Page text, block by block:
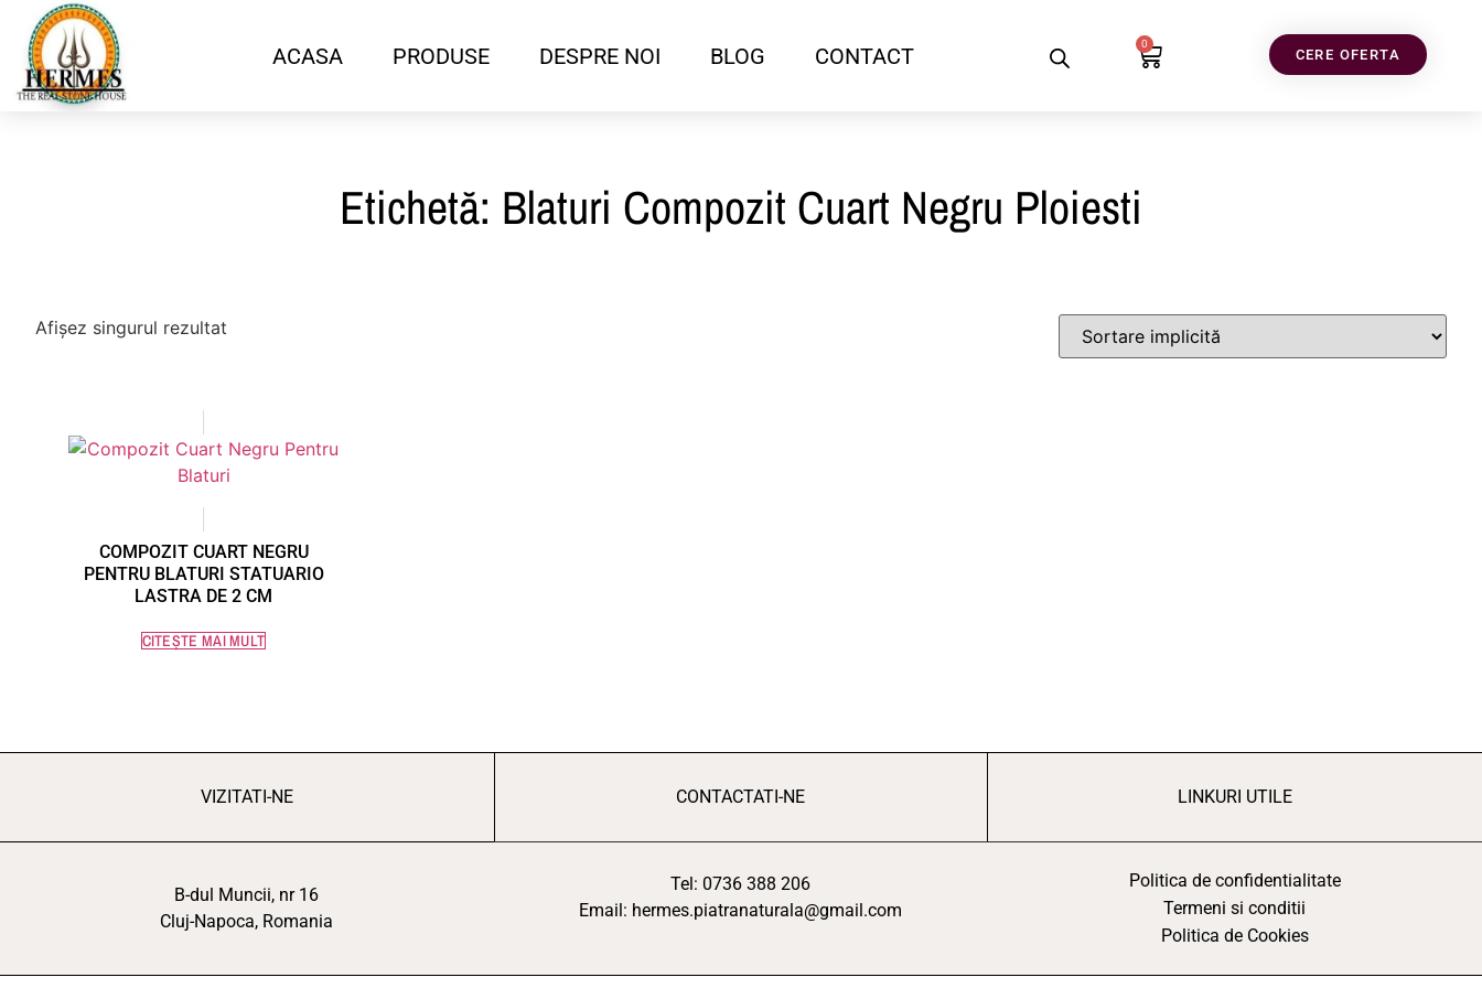
ACASA PRODUSE DESPRE NOI BLOG CONTACT 0
CERE OFERTA
Etichetă: Blaturi Compozit Cuart Negru Ploiesti
Afișez singurul rezultat
COMPOZIT CUART NEGRU
PENTRU BLATURI STATUARIO
LASTRA DE 2 CM
CITEȘTE MAI MULT
VIZITATI-NE
B-dul Muncii, nr 16
Cluj-Napoca, Romania
CONTACTATI-NE
Tel: 0736 388 206
Email: hermes.piatranaturala@gmail.com
LINKURI UTILE
Politica de confidentialitate
Termeni si conditii
Politica de Cookies